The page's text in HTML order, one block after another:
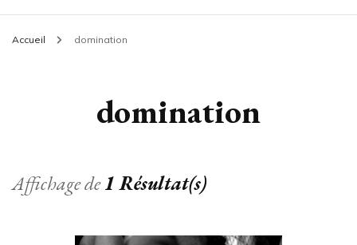
Accueil domination
domination
Affichage de1 Résultat(s)